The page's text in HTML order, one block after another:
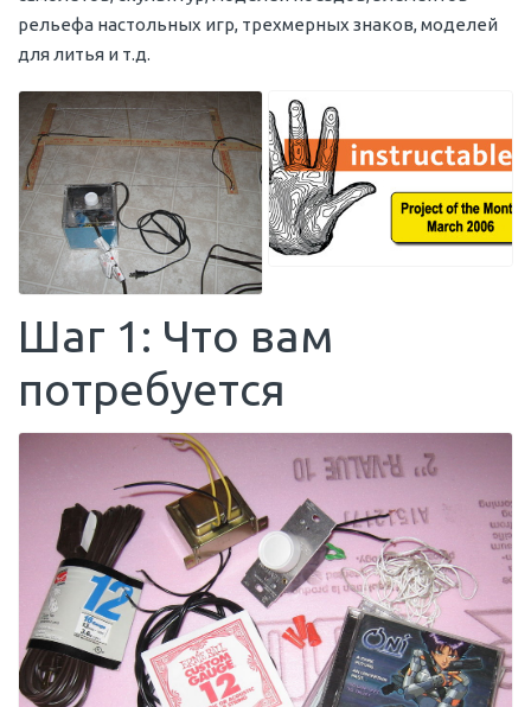
рельефа настольных игр, трехмерных знаков, моделей
для литья и т.д.
Шаг 1: Что вам
потребуется